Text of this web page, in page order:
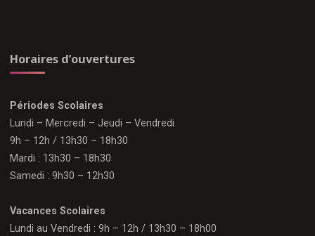
Horaires d’ouvertures
Périodes Scolaires
Lundi – Mercredi – Jeudi – Vendredi
9h – 12h / 13h30 – 18h30
Mardi : 13h30 – 18h30
Samedi : 9h30 – 12h30
Vacances Scolaires
Lundi au Vendredi : 9h – 12h / 13h30 – 18h00